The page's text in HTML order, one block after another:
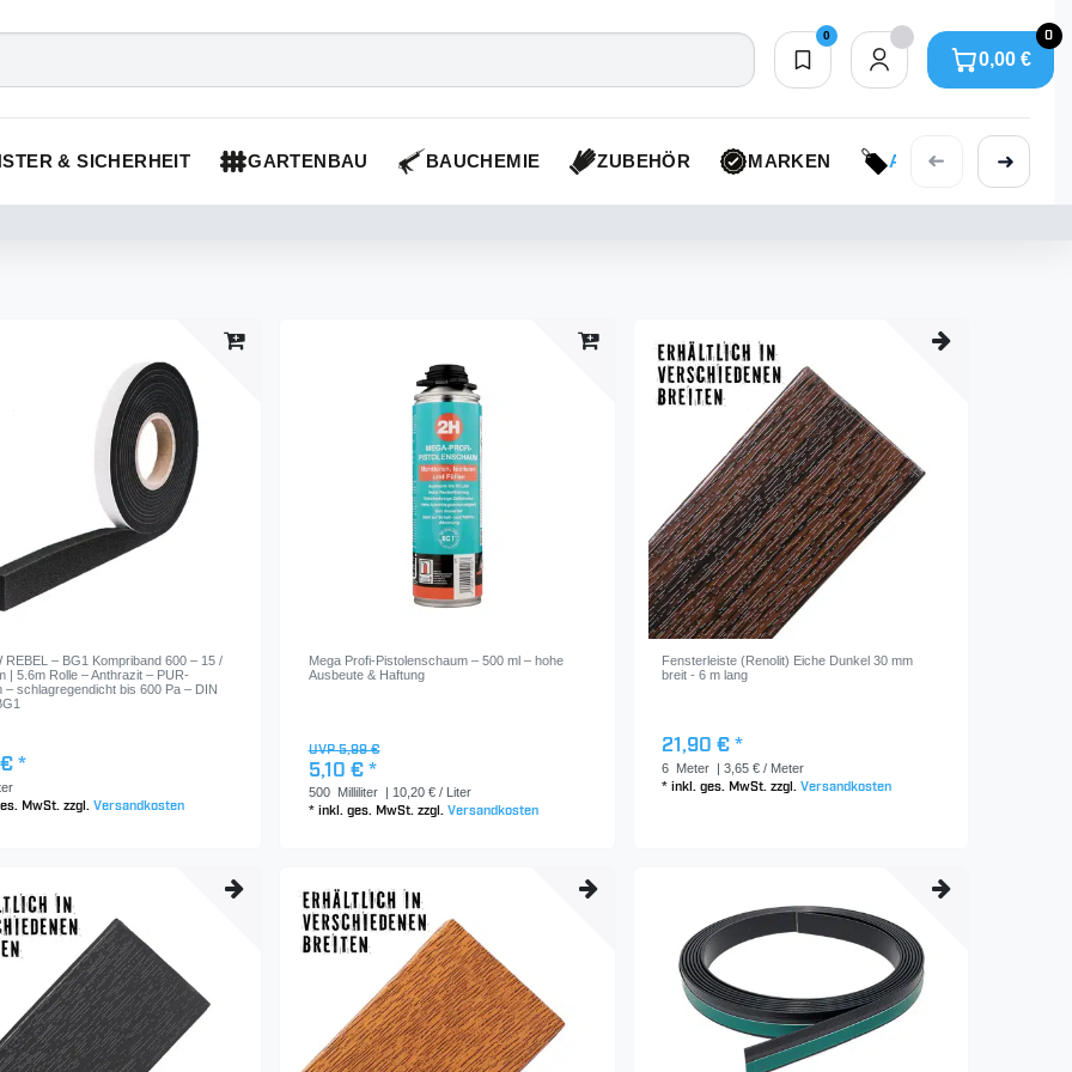
0
Merkliste
0
0,00 €
0,00 €
& SICHERHEIT GARTENBAU BAUCHEMIE ZUBEHÖR MARKEN AKTIONEN
➜ ➜
REBEL – BG1 Kompriband 600 – 15 /
| 5.6m Rolle – Anthrazit – PUR-
– schlagregendicht bis 600 Pa – DIN
*
MwSt. zzgl.Versandkosten
Mega Profi-Pistolenschaum – 500 ml – hohe
Ausbeute & Haftung
UVP 5,99 €
5,10 € *
500 Milliliter | 10,20 € / Liter
* inkl. ges. MwSt. zzgl. Versandkosten
Fensterleiste (Renolit) Eiche Dunkel 30 mm
breit - 6 m lang
21,90 € *
6 Meter | 3,65 € / Meter
* inkl. ges. MwSt. zzgl. Versandkosten